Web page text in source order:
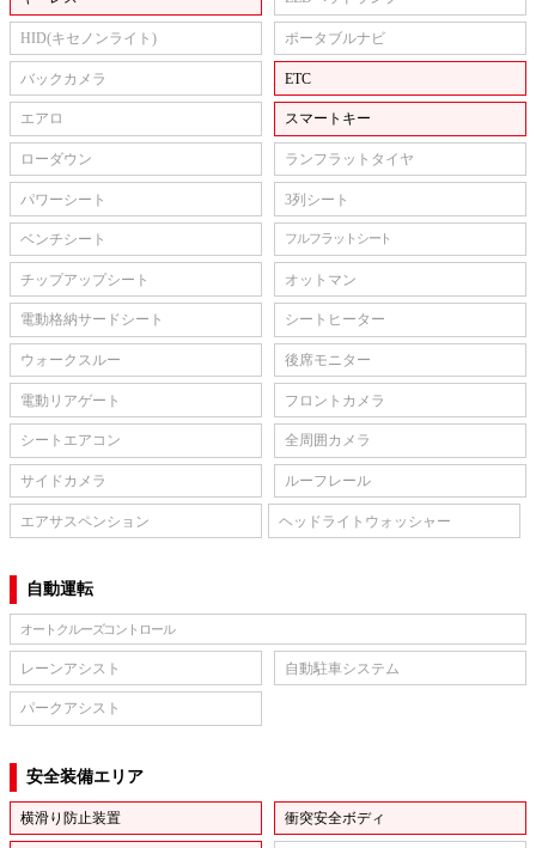
HID(キセノンライト) ポータブルナビ
バックカメラ ETC
エアロ スマートキー
ローダウン ランフラットタイヤ
パワーシート 3列シート
ベンチシート フルフラットシート
チップアップシート オットマン
電動格納サードシート シートヒーター
ウォークスルー 後席モニター
電動リアゲート フロントカメラ
シートエアコン 全周囲カメラ
サイドカメラ ルーフレール
エアサスペンション ヘッドライトウォッシャー
自動運転
オートクルーズコントロール
レーンアシスト 自動駐車システム
パークアシスト
安全装備エリア
横滑り防止装置 衝突安全ボディ